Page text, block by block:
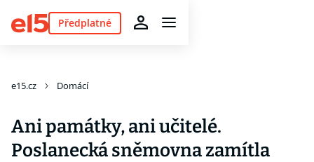
Předplatné
e15.cz Domácí
Ani památky, ani učitelé.
Poslanecká sněmovna zamítla